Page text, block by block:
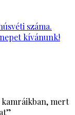
száma.
kívánunk!
mert